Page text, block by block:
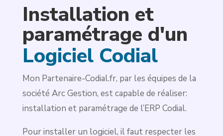
Installation et
paramétrage d'un
Logiciel Codial
Mon Partenaire-Codial.fr, par les équipes de la
société Arc Gestion, est capable de réaliser:
installation et paramétrage de l’ERP Codial.
Pour installer un logiciel, il faut respecter les